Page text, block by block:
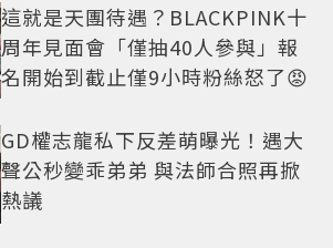
這就是天團待遇？BLACKPINK十
周年見面會「僅抽40人參與」報
名開始到截止僅9小時粉絲怒了😡
GD權志龍私下反差萌曝光！遇大
聲公秒變乖弟弟 與法師合照再掀
熱議